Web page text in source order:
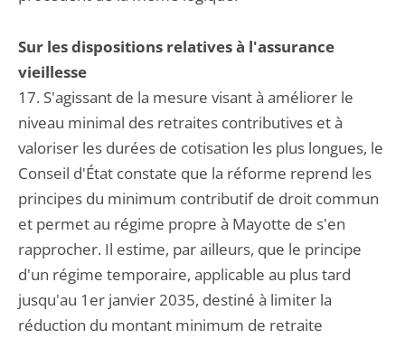
Sur les dispositions relatives à l'assurance
vieillesse
17. S'agissant de la mesure visant à améliorer le
niveau minimal des retraites contributives et à
valoriser les durées de cotisation les plus longues, le
Conseil d'État constate que la réforme reprend les
principes du minimum contributif de droit commun
et permet au régime propre à Mayotte de s'en
rapprocher. Il estime, par ailleurs, que le principe
d'un régime temporaire, applicable au plus tard
jusqu'au 1er janvier 2035, destiné à limiter la
réduction du montant minimum de retraite